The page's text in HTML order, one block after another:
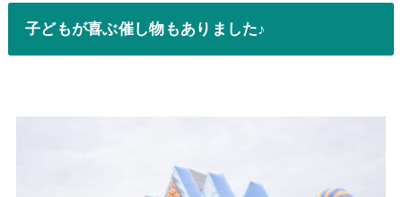
子どもが喜ぶ催し物もありました♪